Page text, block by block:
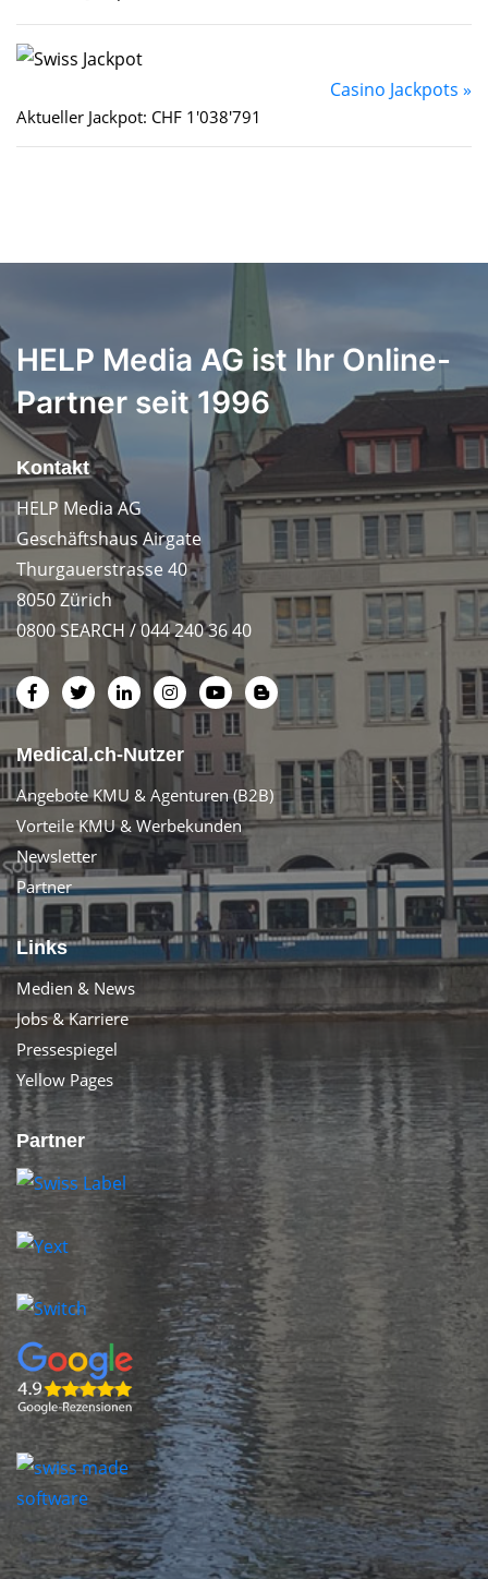
Casino Jackpots »
Aktueller Jackpot: CHF 1'038'791
HELP Media AG ist Ihr Online-
Partner seit 1996
Kontakt
HELP Media AG
Geschäftshaus Airgate
Thurgauerstrasse 40
8050 Zürich
0800 SEARCH / 044 240 36 40
Medical.ch-Nutzer
Angebote KMU & Agenturen (B2B)
Vorteile KMU & Werbekunden
Newsletter
Partner
Links
Medien & News
Jobs & Karriere
Pressespiegel
Yellow Pages
Partner